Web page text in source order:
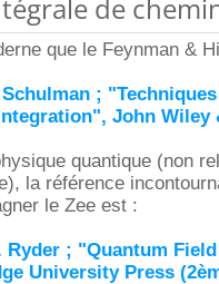
de
que le Feynman &
;
John Wiley
quantique (non
la référence
le Zee est :
Ryder ; "Quantum
University Press